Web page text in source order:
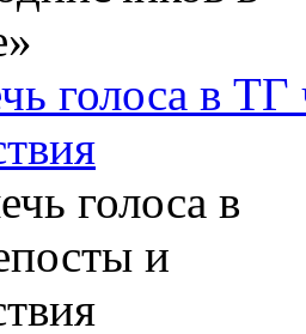
голоса в ТГ